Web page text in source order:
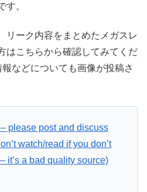
す。
リーク内容をまとめたメガスレ
はこちらから確認してみてくだ
などについても画像が投稿さ
please post and discuss
watch/read if you don’t
it’s a bad quality source)